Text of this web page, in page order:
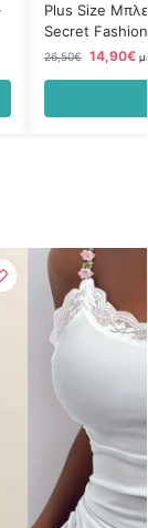
Plus Size
Secret Fashion
26,50€ 14,90€